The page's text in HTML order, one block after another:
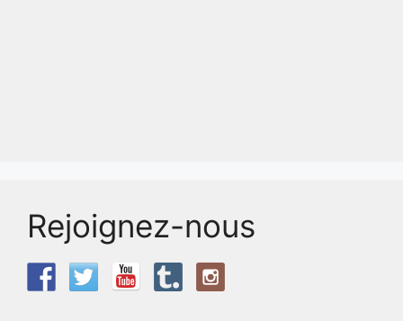
Rejoignez-nous